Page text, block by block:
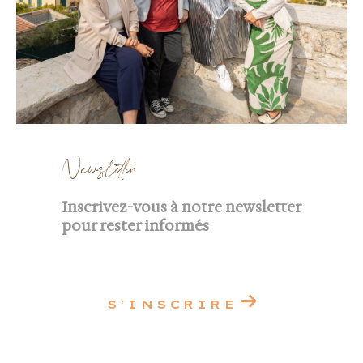
Newsletter
Inscrivez-vous à notre newsletter
pour rester informés
S'INSCRIRE